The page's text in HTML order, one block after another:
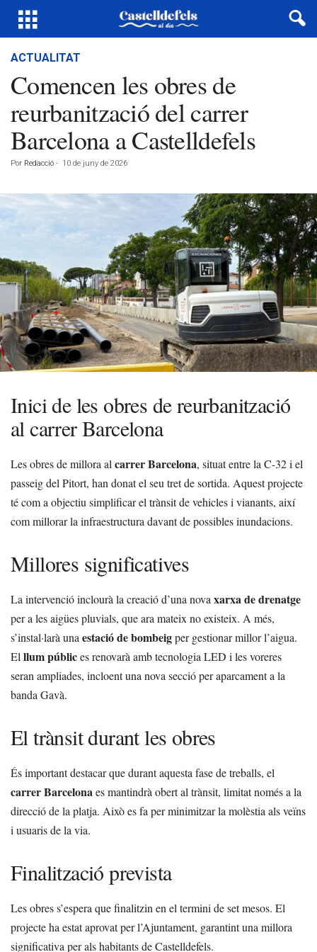
ACTUALITAT
Comencen les obres de
reurbanització del carrer
Barcelona a Castelldefels
Por Redacció - 10 de juny de 2026
Inici de les obres de reurbanització
al carrer Barcelona
Les obres de millora al carrer Barcelona, situat entre la C-32 i el
passeig del Pitort, han donat el seu tret de sortida. Aquest projecte
té com a objectiu simplificar el trànsit de vehicles i vianants, així
com millorar la infraestructura davant de possibles inundacions.
Millores significatives
La intervenció inclourà la creació d’una nova xarxa de drenatge
per a les aigües pluvials, que ara mateix no existeix. A més,
s’instal·larà una estació de bombeigper gestionar millor l’aigua.
El llum públices renovarà amb tecnologia LED i les voreres
seran ampliades, incloent una nova secció per aparcament a la
banda Gavà.
El trànsit durant les obres
És important destacar que durant aquesta fase de treballs, el
carrer Barcelonaes mantindrà obert al trànsit, limitat només a la
direcció de la platja. Això es fa per minimitzar la molèstia als veïns
i usuaris de la via.
Finalització prevista
Les obres s’espera que finalitzin en el termini de set mesos. El
projecte ha estat aprovat per l’Ajuntament, garantint una millora
significativa per als habitants de Castelldefels.